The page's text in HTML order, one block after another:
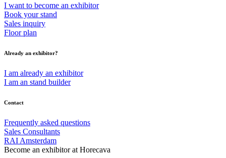
I want to become an exhibitor
Book your stand
Sales inquiry
Floor plan
Already an exhibitor?
I am already an exhibitor
I am an stand builder
Contact
Frequently asked questions
Sales Consultants
RAI Amsterdam
Become an exhibitor at Horecava